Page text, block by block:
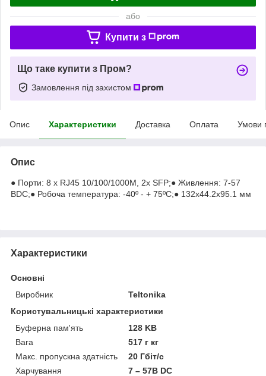
або
Купити з
Що таке купити з Пром?
Замовлення під захистом
Опис Характеристики Доставка Оплата Умови
Опис
● Порти: 8 x RJ45 10/100/1000M, 2х SFP;● Живлення: 7-57
ВDC;● Робоча температура: -40º - + 75ºC;● 132x44.2x95.1 мм
Характеристики
Основні
Виробник
Teltonika
Користувальницькі характеристики
Буферна пам'ять
128 KB
Вага
517 г кг
Макс. пропускна здатність
20 Гбіт/с
Харчування
7 – 57В DC